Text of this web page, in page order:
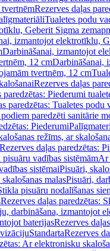
Rezerves daļas
Tualetes podu
Geberit Sigma
izmantojot elektrotīklu,
Darbināšanai, izmantojot
12 cmDarbināšanai,
tvertnēm, 12 cm
Rezerves daļas
paredzētas: Piederumi
paredzētas: Tualetes
paredzēti sanitārie
Piederumi
režīms, ar
Rezerves daļas paredzētas:
vadības sistēmāmAr
sistēmaiPisuāri,
malasPisuāri,
pisuāru nodalīšanas
Rezerves daļas paredzētas:
darbināšana, izmantojot
baterijasRezerves
StandartaRezerves
Ar elektronisku